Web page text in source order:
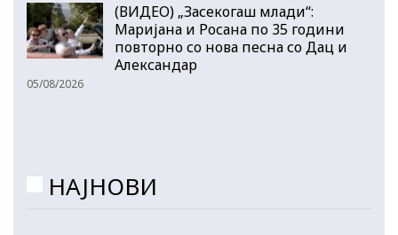
(ВИДЕО) „Засекогаш млади“:
Маријана и Росана по 35 години
повторно со нова песна со Дац и
Александар
05/08/2026
НАЈНОВИ